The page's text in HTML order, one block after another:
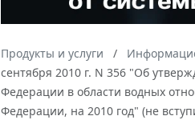
Продукты и услуги
сентября 2010 г. N 356 "Об
Федерации в области водных
Федерации, на 2010 год" (не